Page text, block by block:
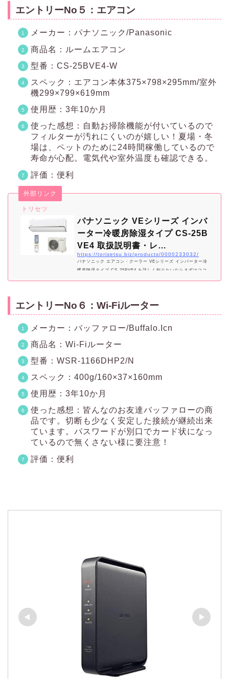
エントリーNo５：エアコン
メーカー：パナソニック/Panasonic
商品名：ルームエアコン
型番：CS-25BVE4-W
スペック：エアコン本体375×798×295mm/室外
機299×799×619mm
使用歴：3年10か月
使った感想：自動お掃除機能が付いているので
フィルターが汚れにくいのが嬉しい！夏場・冬
場は、ペットのために24時間稼働しているので
寿命が心配。電気代や室外温度も確認できる。
評価：便利
トリセツ
外部リンク
パナソニック VEシリーズ インバ
ーター冷暖房除湿タイプ CS-25B
VE4 取扱説明書・レ…
https://torisetsu.biz/products/0000233032/
パナソニック エアコン・クーラー VEシリーズ インバーター冷
暖房除湿タイプ CS-25BVE4 を詳しく知りたいならまずはココ
エントリーNo６：Wi-Fiルーター
メーカー：バッファロー/Buffalo.Icn
商品名：Wi-Fiルーター
型番：WSR-1166DHP2/N
スペック：400g/160×37×160mm
使用歴：3年10か月
使った感想：皆んなのお友達バッファローの商
品です。切断も少なく安定した接続が継続出来
ています。パスワードが別口でカード状になっ
ているので無くさない様に要注意！
評価：便利